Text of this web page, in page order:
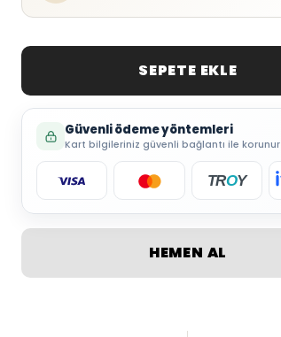
SEPETE EKLE
Güvenli ödeme yöntemleri
Kart bilgileriniz güvenli bağlantı ile korunur
TROY
HEMEN AL